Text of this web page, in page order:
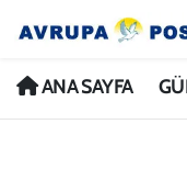
ANA SAYFA
ANA SAYFA
Nöbetçi